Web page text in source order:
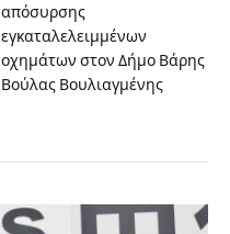
απόσυρσης
εγκαταλελειμμένων
οχημάτων στον Δήμο Βάρης
Βούλας Βουλιαγμένης